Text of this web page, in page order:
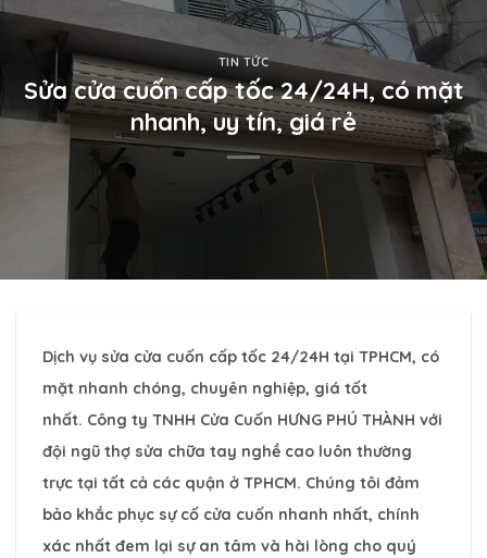
TIN TỨC
Sửa cửa cuốn cấp tốc 24/24H, có mặt
nhanh, uy tín, giá rẻ
Dịch vụ sửa cửa cuốn cấp tốc 24/24H tại TPHCM, có
mặt nhanh chóng, chuyên nghiệp, giá tốt
nhất. Công ty TNHH Cửa Cuốn HƯNG PHÚ THÀNH với
đội ngũ thợ sửa chữa tay nghề cao luôn thường
trực tại tất cả các quận ở TPHCM. Chúng tôi đảm
bảo khắc phục sự cố cửa cuốn nhanh nhất, chính
xác nhất đem lại sự an tâm và hài lòng cho quý